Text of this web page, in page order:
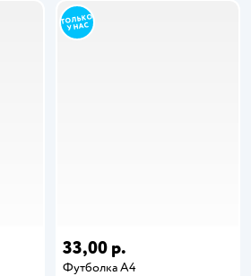
33,00 р.
Футболка А4